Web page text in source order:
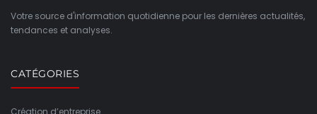
Votre source d'information quotidienne pour les dernières actualités,
tendances et analyses.
CATÉGORIES
Création d’entreprise